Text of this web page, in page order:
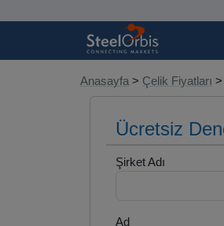
Anasayfa > Çelik Fiyatları >
Ücretsiz
Şirket Adı
Ad